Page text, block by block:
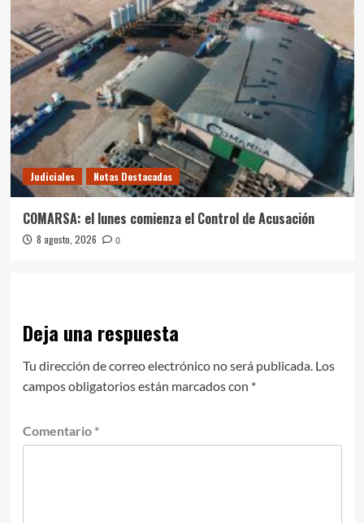
Judiciales Notas Destacadas
COMARSA: el lunes comienza el Control de Acusación
8 agosto, 2026 0
Deja una respuesta
Tu dirección de correo electrónico no será publicada. Los
campos obligatorios están marcados con *
Comentario *